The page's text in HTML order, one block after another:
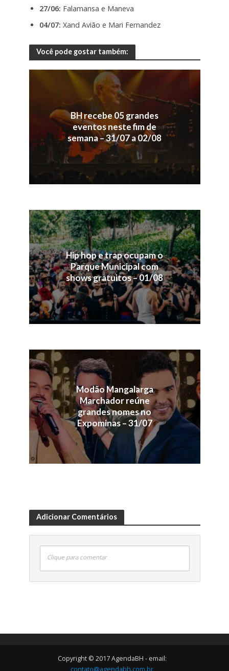
27/06: Falamansa e Maneva
04/07: Xand Avião e Mari Fernandez
Você pode gostar também:
BH recebe 05 grandes
eventos neste fim de
semana – 31/07 a 02/08
Hip hop e trap ocupam o
Parque Municipal com
shows gratuitos – 01/08
Modão Mangalarga
Marchador reúne
grandes nomes no
Expominas – 31/07
Adicionar Comentários
Clique para comentar
Copyright © 2017 AgendaBH - email: